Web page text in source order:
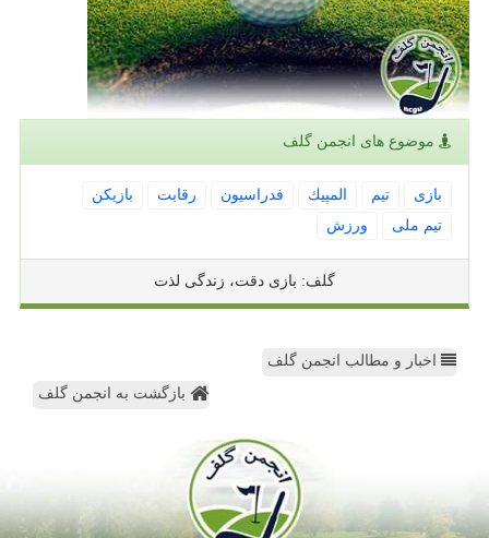
موضوع های انجمن گلف
بازی تیم المپیك فدراسیون رقابت
بازیكن
تیم ملی
ورزش
گلف: بازی دقت، زندگی لذت
اخبار و مطالب انجمن گلف
بازگشت به انجمن گلف